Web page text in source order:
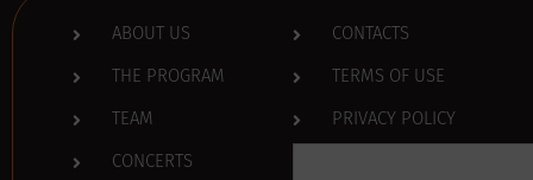
ABOUT US
THE PROGRAM
TEAM
CONCERTS
CONTACTS
TERMS OF USE
PRIVACY POLICY
Search